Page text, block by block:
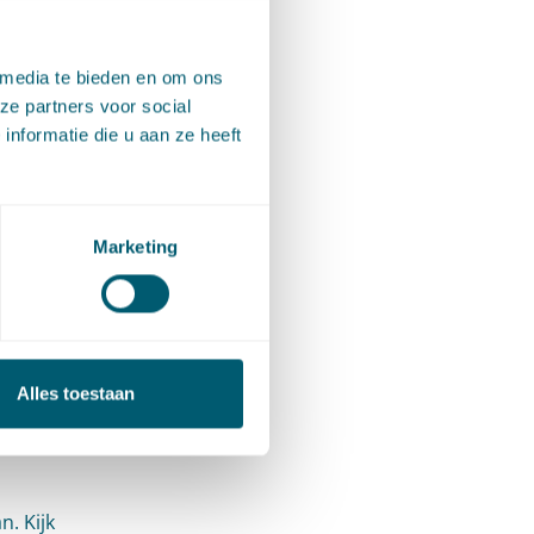
te bieden en om ons
partners voor social
die u aan ze heeft
Marketing
Alles toestaan
al
aan
&
&
Kijk